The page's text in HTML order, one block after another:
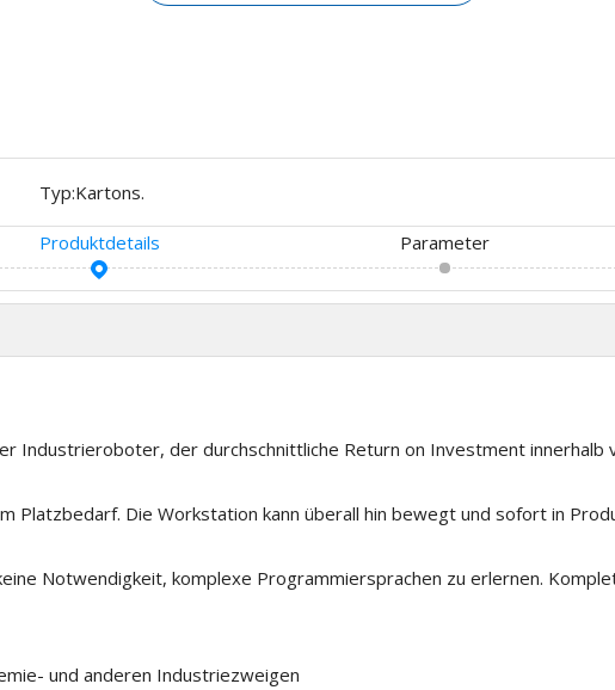
Typ:Kartons.
Produktdetails Parameter
Industrieroboter, der durchschnittliche Return on Investment innerhalb
Platzbedarf. Die Workstation kann überall hin bewegt und sofort in
Notwendigkeit, komplexe Programmiersprachen zu erlernen.
und anderen Industriezweigen